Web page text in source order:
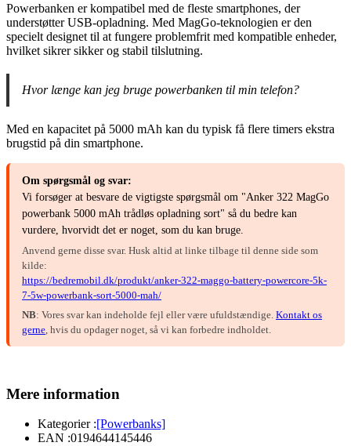
Powerbanken er kompatibel med de fleste smartphones, der
understøtter USB-opladning. Med MagGo-teknologien er den
specielt designet til at fungere problemfrit med kompatible enheder,
hvilket sikrer sikker og stabil tilslutning.
Hvor længe kan jeg bruge powerbanken til min telefon?
Med en kapacitet på 5000 mAh kan du typisk få flere timers ekstra
brugstid på din smartphone.
Om spørgsmål og svar:
Vi forsøger at besvare de vigtigste spørgsmål om "Anker 322 MagGo
powerbank 5000 mAh trådløs opladning sort" så du bedre kan
vurdere, hvorvidt det er noget, som du kan bruge.
Anvend gerne disse svar. Husk altid at linke tilbage til denne side som
kilde:
https://bedremobil.dk/produkt/anker-322-maggo-battery-powercore-5k-
7-5w-powerbank-sort-5000-mah/
NB: Vores svar kan indeholde fejl eller være ufuldstændige. Kontakt os
gerne , hvis du opdager noget, så vi kan forbedre indholdet.
Mere information
Kategorier :[Powerbanks]
EAN :0194644145446